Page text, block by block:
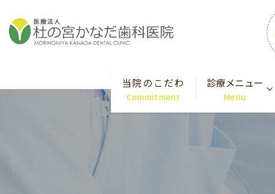
当院のこだわ
Commitment
診療メニュー
Menu